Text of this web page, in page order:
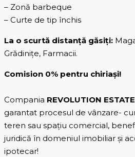
– Zonă barbeque
– Curte de tip închis
La o scurtă distanță găsiți:
Grădinițe, Farmacii.
Comision 0% pentru chiriași!
Compania REVOLUTION ESTATE
garantat procesul de vânzare-
teren sau spațiu comercial,
juridică în domeniul imobiliar și
ipotecar!